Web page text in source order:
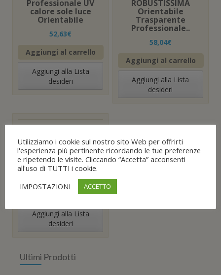
) a
Professionale UV
calore sole luce
Orientabile
52,63€
Aggiungi al carrello
Aggiungi alla Lista
desideri
ROBUSTISSIMA
Orientabile
Trasparente
Professionale..
58,04€
Aggiungi al carrello
Aggiungi alla Lista
desideri
Visiera Protettiva
Professionale
ROBUSTISSIMA
Orientabile
Trasparente Petg
Aggiungi al carrello
Aggiungi alla Lista
desideri
Ultimi Prodotti
Utilizziamo i cookie sul nostro sito Web per offrirti
l'esperienza più pertinente ricordando le tue preferenze
e ripetendo le visite. Cliccando “Accetta” acconsenti
all'uso di TUTTI i cookie.
IMPOSTAZIONI
ACCETTO